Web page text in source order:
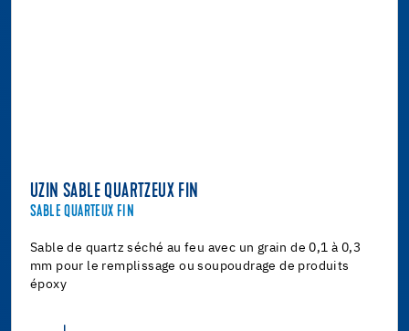
UZIN SABLE QUARTZEUX FIN
SABLE QUARTEUX FIN
Sable de quartz séché au feu avec un grain de 0,1 à 0,3
mm pour le remplissage ou soupoudrage de produits
époxy